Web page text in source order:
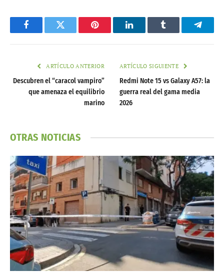
FacebookTwitter Pinterest LinkedInTumblr
ARTÍCULO ANTERIOR
Descubren el “caracol vampiro”
que amenaza el equilibrio
marino
ARTÍCULO SIGUIENTE
Redmi Note 15 vs Galaxy A57: la
guerra real del gama media
2026
OTRAS NOTICIAS